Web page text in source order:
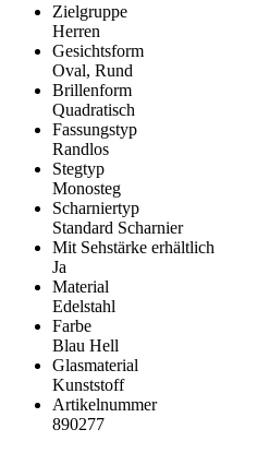
Zielgruppe
Herren
Gesichtsform
Oval, Rund
Brillenform
Quadratisch
Fassungstyp
Randlos
Stegtyp
Monosteg
Scharniertyp
Standard Scharnier
Mit Sehstärke erhältlich
Ja
Material
Edelstahl
Farbe
Blau Hell
Glasmaterial
Kunststoff
Artikelnummer
890277